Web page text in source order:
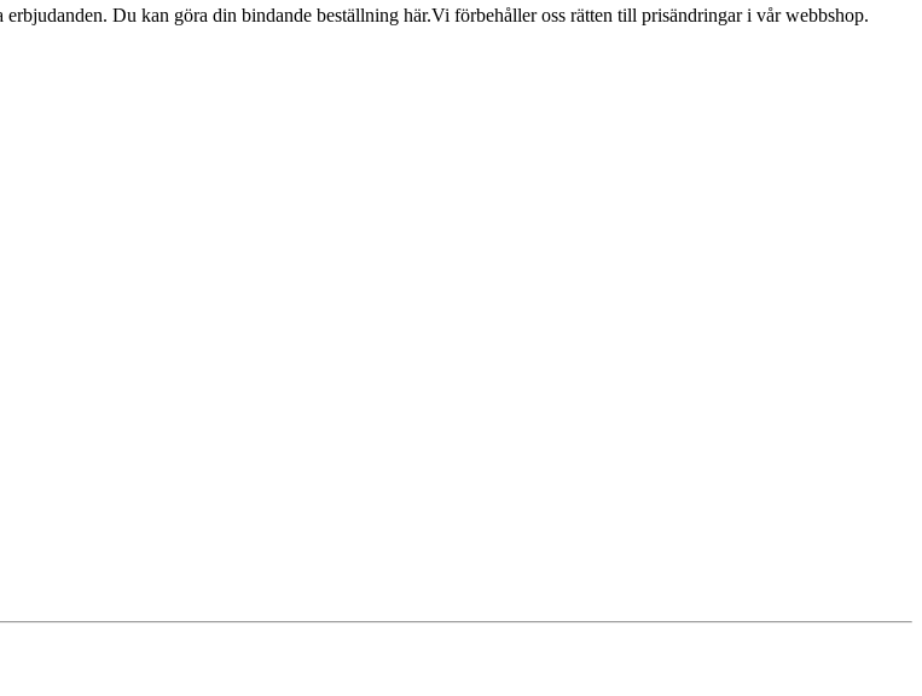
Du kan göra din bindande beställning här.Vi förbehåller oss rätten till prisändringar i vår webbshop.